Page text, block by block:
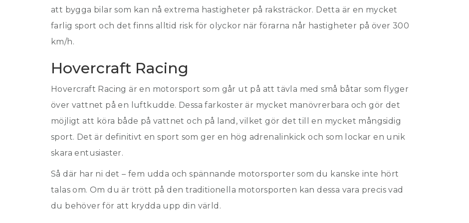
att bygga bilar som kan nå extrema hastigheter på raksträckor. Detta är en mycket
farlig sport och det finns alltid risk för olyckor när förarna når hastigheter på över 300
km/h.
Hovercraft Racing
Hovercraft Racing är en motorsport som går ut på att tävla med små båtar som flyger
över vattnet på en luftkudde. Dessa farkoster är mycket manövrerbara och gör det
möjligt att köra både på vattnet och på land, vilket gör det till en mycket mångsidig
sport. Det är definitivt en sport som ger en hög adrenalinkick och som lockar en unik
skara entusiaster.
Så där har ni det – fem udda och spännande motorsporter som du kanske inte hört
talas om. Om du är trött på den traditionella motorsporten kan dessa vara precis vad
du behöver för att krydda upp din värld.